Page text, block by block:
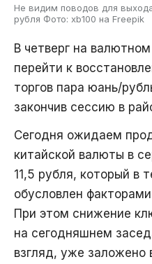
Не видим поводов для
рубля Фото: xb100 на Freepik
В четверг на
перейти к
торгов пара юань/
закончив сессию в
Сегодня ожидаем
китайской валюты в
11,5 рубля, который в
обусловлен
При этом снижение
на сегодняшнем
взгляд, уже заложено